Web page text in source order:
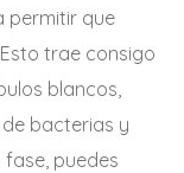
permitir que
trae consigo
blancos,
bacterias y
puedes